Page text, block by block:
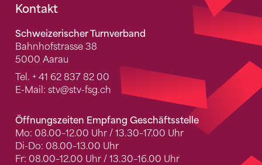
Fusszeile
Kontakt
Schweizerischer Turnverband
Bahnhofstrasse 38
5000 Aarau
Tel. + 41 62 837 82 00
E-Mail: stv@stv-fsg.ch
Öffnungszeiten Empfang Geschäftsstelle
Mo: 08.00–12.00 Uhr / 13.30–17.00 Uhr
Di-Do: 08.00–13.00 Uhr
Fr: 08.00–12.00 Uhr / 13.30–16.00 Uhr